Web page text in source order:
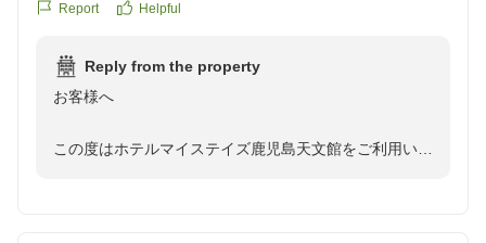
た。
れ、とても不快でした。前に宿泊された方の影響なのか原因
は分かりませんがにおいが気になって快適に眠ることができ
立地やスタッフの対応がとても良かっただけに、この点だけ
Report Helpful
Reply from the property
お客様へ
この度はホテルマイステイズ鹿児島天文館をご利用いた